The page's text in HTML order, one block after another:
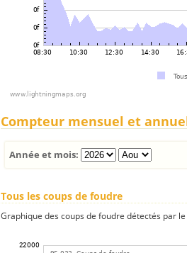
Compteur mensuel et
Année et mois:
Tous les coups de foudre
Graphique des coups de foudre détectés par